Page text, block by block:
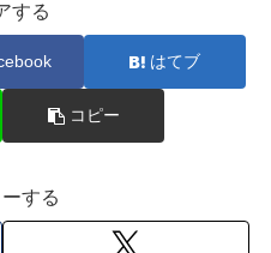
する
はてブ
コピー
する